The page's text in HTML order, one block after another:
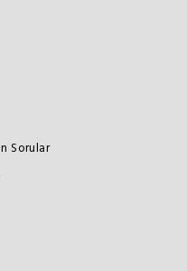
Sorular